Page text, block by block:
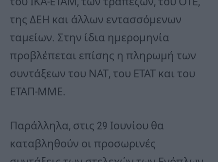
της ΔΕΗ και άλλων εντασσόμενων
ταμείων. Στην ίδια ημερομηνία
προβλέπεται επίσης η πληρωμή των
συντάξεων του ΝΑΤ, του ΕΤΑΤ και του
ΕΤΑΠ-ΜΜΕ.
Παράλληλα, στις 29 Ιουνίου θα
καταβληθούν οι προσωρινές